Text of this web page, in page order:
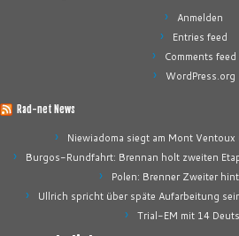
Anmelden
Entries feed
Comments feed
WordPress.org
Rad-net News
Niewiadoma siegt am Mont
Burgos-Rundfahrt: Brennan holt zweiten
Polen: Brenner Zweiter
Ullrich spricht über späte Aufarbeitung
Trial-EM mit 14